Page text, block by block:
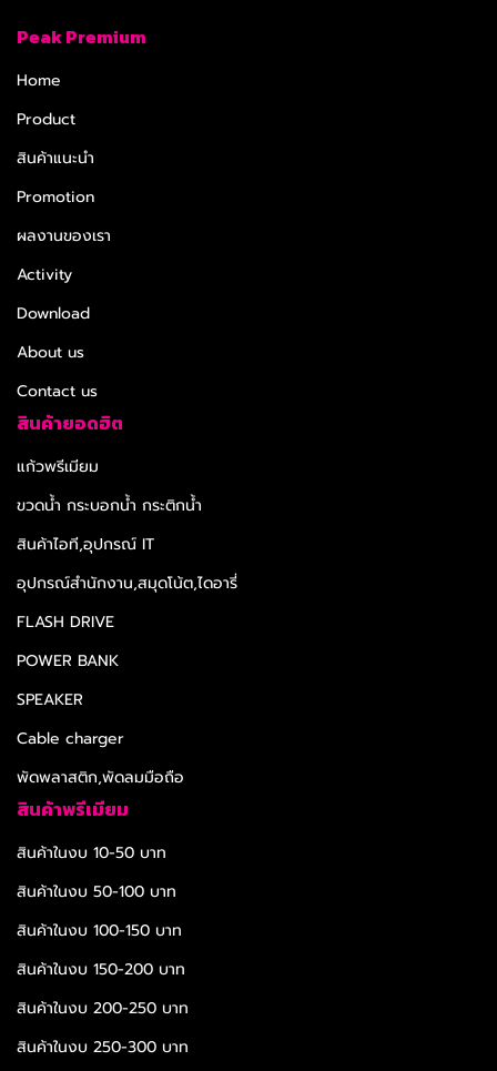
Peak Premium
Home
Product
สินค้าแนะนำ
Promotion
ผลงานของเรา
Activity
Download
About us
Contact us
สินค้ายอดฮิต
แก้วพรีเมียม
ขวดน้ำ กระบอกน้ำ กระติกน้ำ
สินค้าไอที,อุปกรณ์ IT
อุปกรณ์สำนักงาน,สมุดโน้ต,ไดอารี่
FLASH DRIVE
POWER BANK
SPEAKER
Cable charger
พัดพลาสติก,พัดลมมือถือ
สินค้าพรีเมียม
สินค้าในงบ 10-50 บาท
สินค้าในงบ 50-100 บาท
สินค้าในงบ 100-150 บาท
สินค้าในงบ 150-200 บาท
สินค้าในงบ 200-250 บาท
สินค้าในงบ 250-300 บาท